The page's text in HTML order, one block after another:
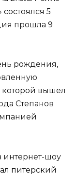
5
прошла 9
рождения,
которой вышел
Степанов
интернет-шоу
питерский